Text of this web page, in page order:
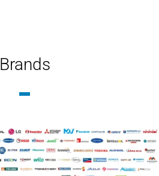
,
ΤΎΠΟΣ ΒΡΌΓΧΟΥ
Δίστηλο ,Μονόστηλο ,
Τρίστηλο
Brands